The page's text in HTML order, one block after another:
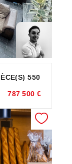
550
787 500 €